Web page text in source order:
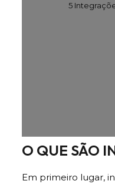
5
O QUE SÃO
Em primeiro lugar,